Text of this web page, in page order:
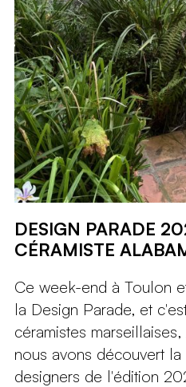
DESIGN PARADE
CÉRAMISTE
Ce week-end à Toulon
la Design Parade, et
céramistes
nous avons découvert
designers de l'édition